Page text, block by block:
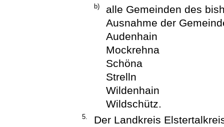
b)
alle Gemeinden des
Ausnahme der
Audenhain
Mockrehna
Schöna
Strelln
Wildenhain
Wildschütz.
5.
Der Landkreis